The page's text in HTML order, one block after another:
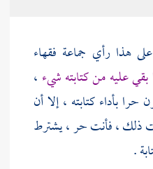
هذا رأي جماعة فقهاء
عليه من كتابته شيء ،
بأداء كتابته ، إلا أن
ذلك ، فأنت حر ، يشترط
.